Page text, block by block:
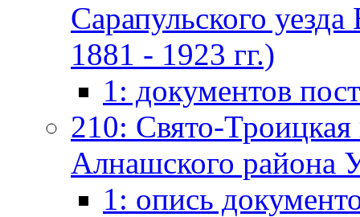
Сарапульского
1881 - 1923 гг.)
1: документов
210: Свято-
Алнашского района
1: опись